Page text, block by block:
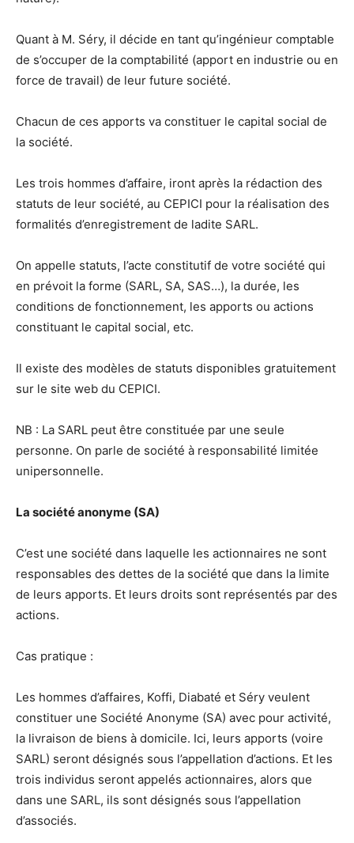
Quant à M. Séry, il décide en tant qu’ingénieur comptable
de s’occuper de la comptabilité (apport en industrie ou en
force de travail) de leur future société.
Chacun de ces apports va constituer le capital social de
la société.
Les trois hommes d’affaire, iront après la rédaction des
statuts de leur société, au CEPICI pour la réalisation des
formalités d’enregistrement de ladite SARL.
On appelle statuts, l’acte constitutif de votre société qui
en prévoit la forme (SARL, SA, SAS…), la durée, les
conditions de fonctionnement, les apports ou actions
constituant le capital social, etc.
Il existe des modèles de statuts disponibles gratuitement
sur le site web du CEPICI.
NB : La SARL peut être constituée par une seule
personne. On parle de société à responsabilité limitée
unipersonnelle.
La société anonyme (SA)
C’est une société dans laquelle les actionnaires ne sont
responsables des dettes de la société que dans la limite
de leurs apports. Et leurs droits sont représentés par des
actions.
Cas pratique :
Les hommes d’affaires, Koffi, Diabaté et Séry veulent
constituer une Société Anonyme (SA) avec pour activité,
la livraison de biens à domicile. Ici, leurs apports (voire
SARL) seront désignés sous l’appellation d’actions. Et les
trois individus seront appelés actionnaires, alors que
dans une SARL, ils sont désignés sous l’appellation
d’associés.